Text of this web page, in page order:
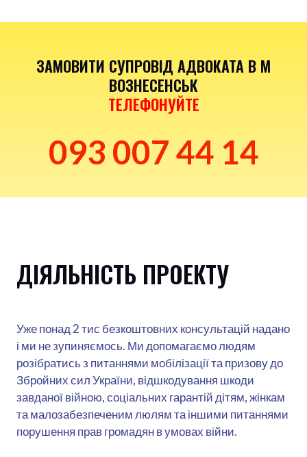
ЗАМОВИТИ СУПРОВІД АДВОКАТА В М
ВОЗНЕСЕНСЬК
ТЕЛЕФОНУЙТЕ
093 007 44 14
ДІЯЛЬНІСТЬ ПРОЕКТУ
Уже понад 2 тис безкоштовних консультацій надано
і ми не зупиняємось. Ми допомагаємо людям
розібратись з питаннями мобілізації та призову до
Збройних сил України, відшкодування шкоди
завданої війною, соціальних гарантій дітям, жінкам
та малозабезпеченим люлям та іншими питаннями
порушення прав громадян в умовах війни.